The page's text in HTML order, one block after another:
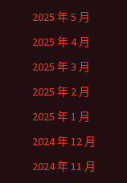
2025 年 5 月
2025 年 4 月
2025 年 3 月
2025 年 2 月
2025 年 1 月
2024 年 12 月
2024 年 11 月